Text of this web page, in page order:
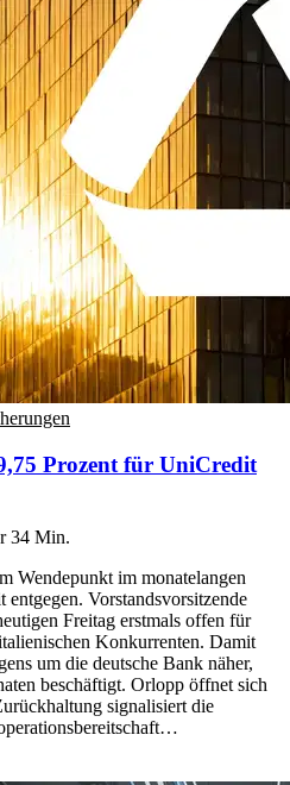
Prozent für UniCredit
34 Min.
Wendepunkt im monatelangen
Vorstandsvorsitzende
Freitag erstmals offen für
Konkurrenten. Damit
um die deutsche Bank näher,
beschäftigt. Orlopp öffnet sich
signalisiert die